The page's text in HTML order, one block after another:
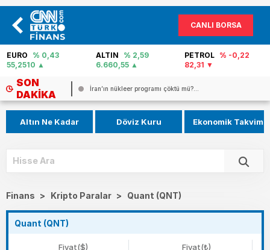
CANLI BORSA
ALTIN
% 2,59
6.660,55
PETROL
% -0,22
82,31
FAİZ % 40,02
0
SON
DAKIKA
Pezeşkiyan: ABD ile anlaşma için en...
Altın Ne Kadar Döviz Kuru Ekonomik Takvim
Finans > Kripto Paralar > Quant (QNT)
Quant (QNT)
Fiyat($) Fiyat(₺)